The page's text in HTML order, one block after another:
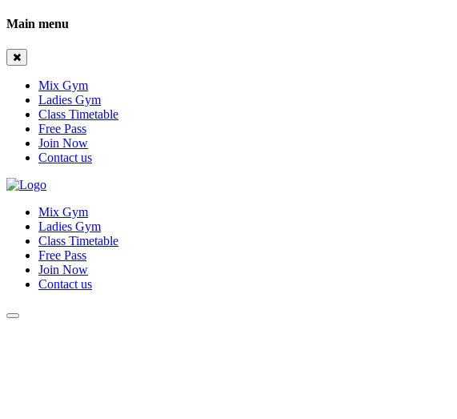
Main menu
Mix Gym
Ladies Gym
Class Timetable
Free Pass
Join Now
Contact us
Mix Gym
Ladies Gym
Class Timetable
Free Pass
Join Now
Contact us